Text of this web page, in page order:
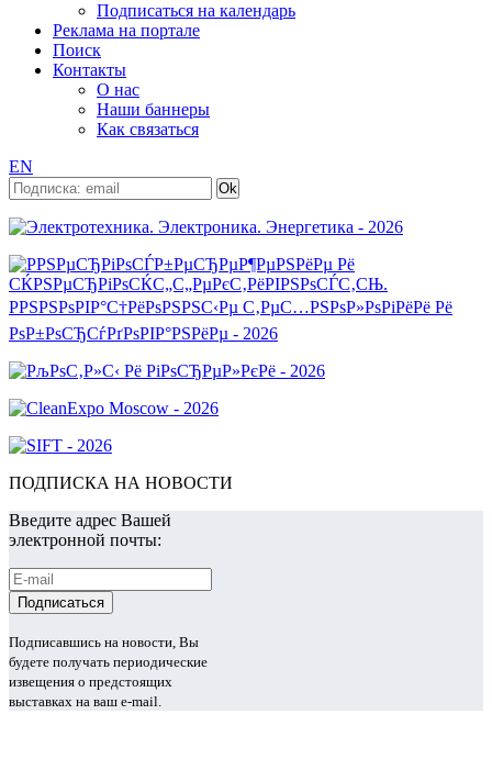
Подписаться на календарь
Реклама на портале
Поиск
Контакты
О нас
Наши баннеры
Как связаться
EN
ПОДПИСКА НА НОВОСТИ
Введите адрес Вашей
электронной почты:
Подписавшись на новости, Вы
будете получать периодические
извещения о предстоящих
выставках на ваш e-mail.